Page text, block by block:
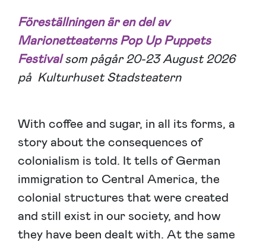
Föreställningen är en del av
Marionetteaterns Pop Up Puppets
Festivalsom pågår 20-23 August 2026
på Kulturhuset Stadsteatern
With coffee and sugar, in all its forms, a
story about the consequences of
colonialism is told. It tells of German
immigration to Central America, the
colonial structures that were created
and still exist in our society, and how
they have been dealt with. At the same